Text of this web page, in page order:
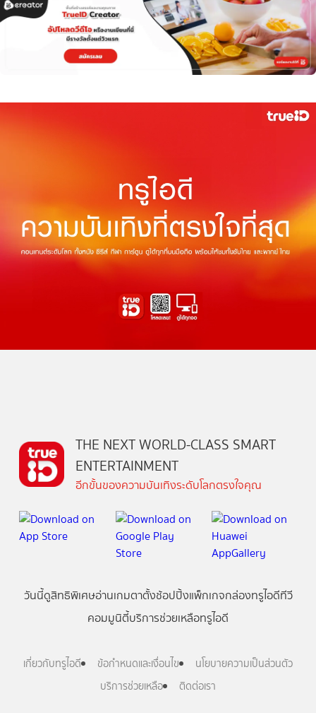
THE NEXT WORLD-CLASS SMART
ENTERTAINMENT
อีกขั้นของความบันเทิงระดับโลกตรงใจคุณ
วันนี้ดูสิทธิพิเศษอ่านเกมตาตั้งช้อปปิ้งแพ็กเกจกล่องทรูไอดีทีวี
คอมมูนิตี้บริการช่วยเหลือทรูไอดี
เกี่ยวกับทรูไอดี ข้อกำหนดและเงื่อนไข
นโยบายความเป็นส่วนตัว
บริการช่วยเหลือ
ติดต่อเรา